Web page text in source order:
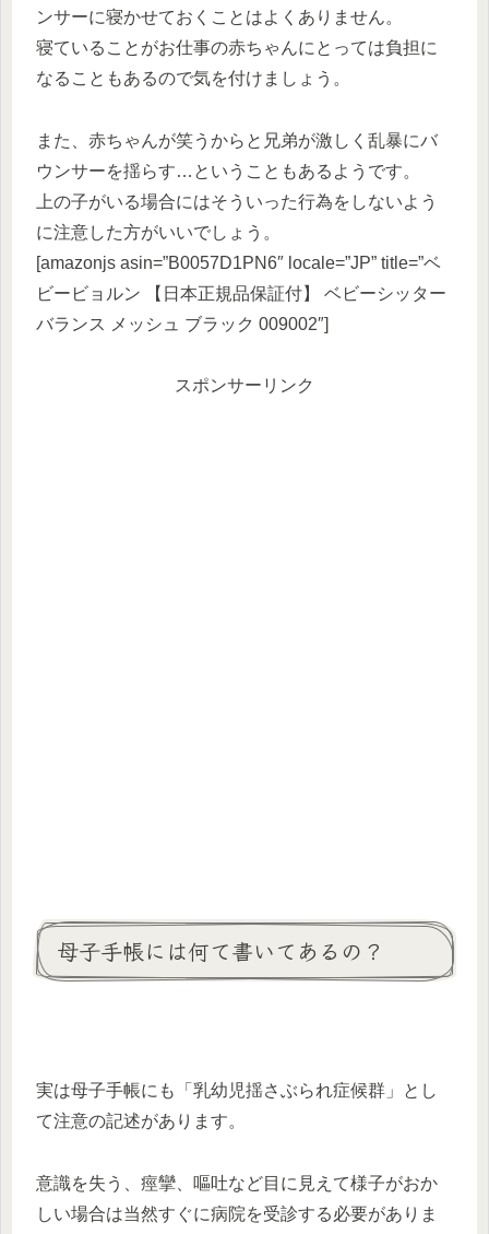
ンサーに寝かせておくことはよくありません。
寝ていることがお仕事の赤ちゃんにとっては負担に
なることもあるので気を付けましょう。
また、赤ちゃんが笑うからと兄弟が激しく乱暴にバ
ウンサーを揺らす…ということもあるようです。
上の子がいる場合にはそういった行為をしないよう
に注意した方がいいでしょう。
[amazonjs asin=”B0057D1PN6″ locale=”JP” title=”ベ
ビービョルン 【日本正規品保証付】 ベビーシッター
バランス メッシュ ブラック 009002″]
スポンサーリンク
母子手帳には何て書いてあるの？
実は母子手帳にも「乳幼児揺さぶられ症候群」とし
て注意の記述があります。
意識を失う、痙攣、嘔吐など目に見えて様子がおか
しい場合は当然すぐに病院を受診する必要がありま